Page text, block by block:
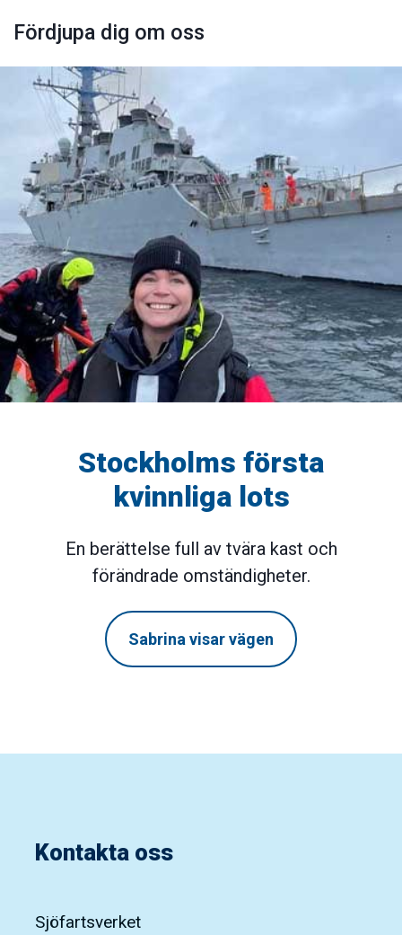
Fördjupa dig om oss
Stockholms första
kvinnliga lots
En berättelse full av tvära kast och
förändrade omständigheter.
Sabrina visar vägen
Kontakta oss
Sjöfartsverket